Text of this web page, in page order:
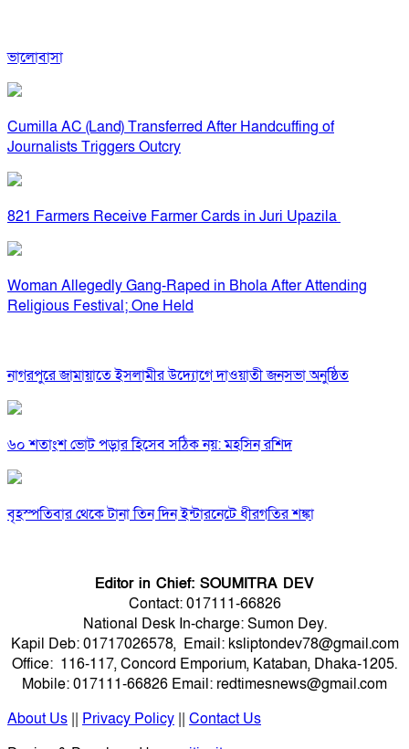
ভালোবাসা
Cumilla AC (Land) Transferred After Handcuffing of
Journalists Triggers Outcry
821 Farmers Receive Farmer Cards in Juri Upazila
Woman Allegedly Gang-Raped in Bhola After Attending
Religious Festival; One Held
নাগরপুরে জামায়াতে ইসলামীর উদ্যোগে দাওয়াতী জনসভা অনুষ্ঠিত
৬০ শতাংশ ভোট পড়ার হিসেব সঠিক নয়: মহসিন রশিদ
বৃহস্পতিবার থেকে টানা তিন দিন ইন্টারনেটে ধীরগতির শঙ্কা
Editor in Chief: SOUMITRA DEV
Contact: 017111-66826
National Desk In-charge: Sumon Dey.
Kapil Deb: 01717026578, Email: ksliptondev78@gmail.com
Office: 116-117, Concord Emporium, Kataban, Dhaka-1205.
Mobile: 017111-66826 Email: redtimesnews@gmail.com
About Us || Privacy Policy || Contact Us